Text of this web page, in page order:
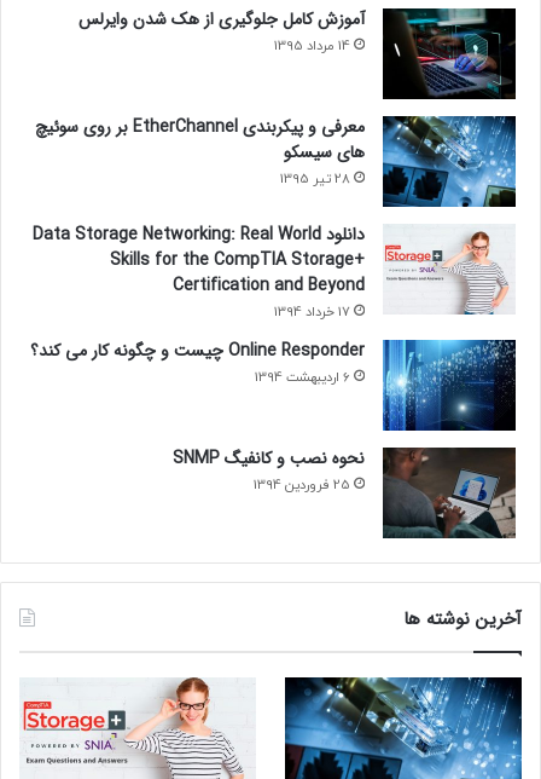
آموزش کامل جلوگیری از هک شدن وایرلس
14 مرداد 1395
معرفی و پیکربندی EtherChannel بر روی سوئیچ
های سیسکو
28 تیر 1395
دانلود Data Storage Networking: Real World
Skills for the CompTIA Storage+
Certification and Beyond
17 خرداد 1394
Online Responder چیست و چگونه کار می کند؟
6 اردیبهشت 1394
نحوه نصب و کانفیگ SNMP
25 فروردین 1394
آخرین نوشته ها